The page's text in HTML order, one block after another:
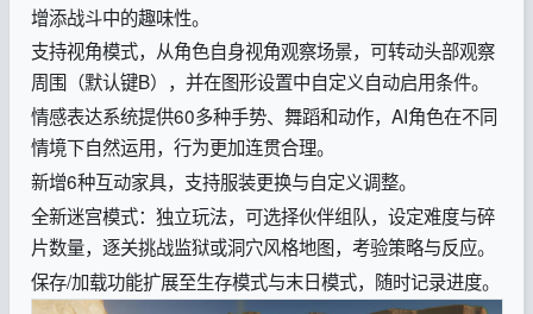
增添战斗中的趣味性。
支持视角模式，从角色自身视角观察场景，可转动头部观察
周围（默认键B），并在图形设置中自定义自动启用条件。
情感表达系统提供60多种手势、舞蹈和动作，AI角色在不同
情境下自然运用，行为更加连贯合理。
新增6种互动家具，支持服装更换与自定义调整。
全新迷宫模式：独立玩法，可选择伙伴组队，设定难度与碎
片数量，逐关挑战监狱或洞穴风格地图，考验策略与反应。
保存/加载功能扩展至生存模式与末日模式，随时记录进度。